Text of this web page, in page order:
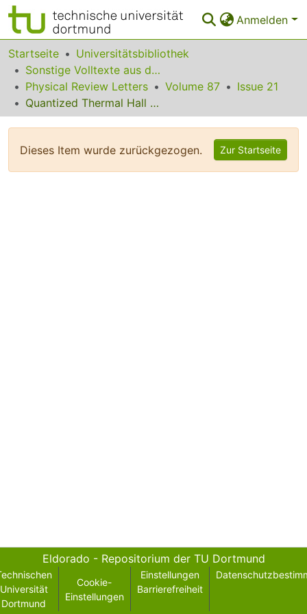
Anmelden
Bereiche & Sammlungen
Das gesamte Repositorium
Statistiken
Startseite
Universitätsbibliothek
Sonstige Volltexte aus dem Bibliotheksangebot
Physical Review Letters
Volume 87
Issue 21
Quantized Thermal Hall Effect in the Mixed State of d-Wave Superconductors
Dieses Item wurde zurückgezogen. Zur Startseite
Eldorado - Repositorium der TU Dortmund
Universität
Dortmund
Cookie-
Einstellungen
Einstellungen
Barrierefreiheit